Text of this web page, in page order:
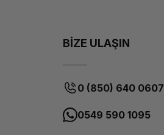
BİZE ULAŞIN
0 (850) 640 0607
0549 590 1095